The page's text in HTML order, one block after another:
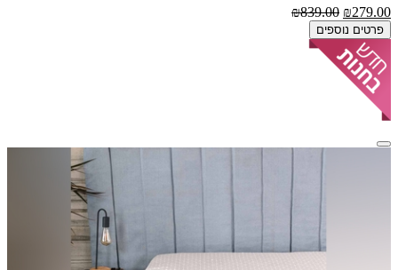
₪279.00
₪839.00
פרטים נוספים